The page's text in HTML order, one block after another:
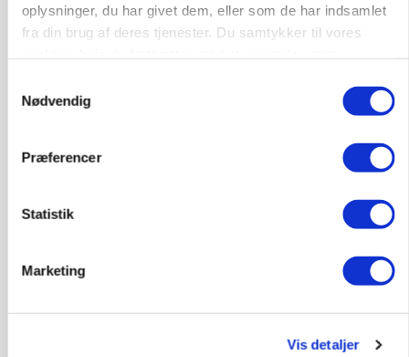
oplysninger, du har givet dem, eller som de har indsamlet
fra din brug af deres tjenester. Du samtykker til vores
Nødvendig
Præferencer
Statistik
Marketing
Vis detaljer
Loading...
MARKED